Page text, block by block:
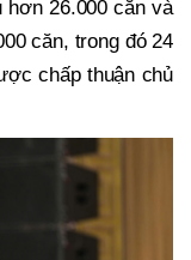
26.000 căn và
căn, trong đó 24
chấp thuận chủ